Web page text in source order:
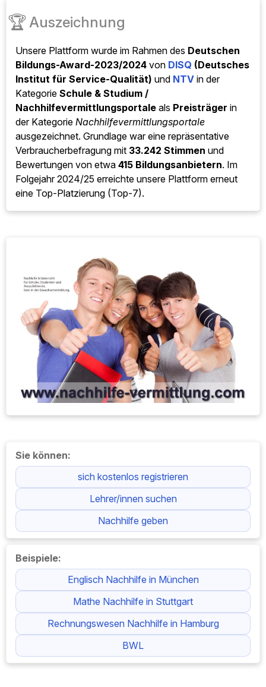
🏆Auszeichnung
Unsere Plattform wurde im Rahmen des Deutschen
Bildungs-Award-2023/2024 von DISQ (Deutsches
Institut für Service-Qualität) und NTV in der
Kategorie Schule & Studium /
Nachhilfevermittlungsportale als Preisträger in
der Kategorie Nachhilfevermittlungsportale
ausgezeichnet. Grundlage war eine repräsentative
Verbraucherbefragung mit 33.242 Stimmen und
Bewertungen von etwa 415 Bildungsanbietern. Im
Folgejahr 2024/25 erreichte unsere Plattform erneut
eine Top-Platzierung (Top-7).
Sie können:
sich kostenlos registrieren
Lehrer/innen suchen
Nachhilfe geben
Beispiele:
Englisch Nachhilfe in München
Mathe Nachhilfe in Stuttgart
Rechnungswesen Nachhilfe in Hamburg
BWL